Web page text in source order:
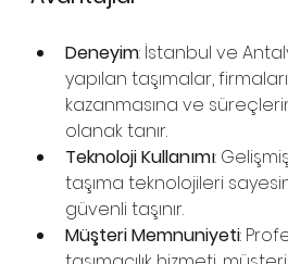
Deneyim: İstanbul ve
yapılan taşımalar,
kazanmasına ve
olanak tanır.
Teknoloji Kullanımı:
taşıma teknolojileri
güvenli taşınır.
Müşteri Memnuniyeti: